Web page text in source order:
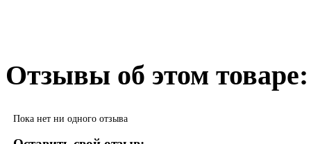
Отзывы об этом товаре:
Пока нет ни одного отзыва